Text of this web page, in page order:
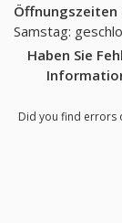
Öffnungszeiten
Samstag:
Haben Sie
Did you find errors